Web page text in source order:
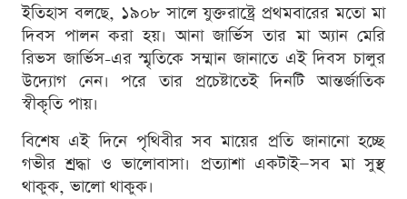
ইতিহাস বলছে, ১৯০৮ সালে যুক্তরাষ্ট্রে প্রথমবারের মতো মা
দিবস পালন করা হয়। আনা জার্ভিস তার মা অ্যান মেরি
রিভস জার্ভিস-এর স্মৃতিকে সম্মান জানাতে এই দিবস চালুর
উদ্যোগ নেন। পরে তার প্রচেষ্টাতেই দিনটি আন্তর্জাতিক
স্বীকৃতি পায়।
বিশেষ এই দিনে পৃথিবীর সব মায়ের প্রতি জানানো হচ্ছে
গভীর শ্রদ্ধা ও ভালোবাসা। প্রত্যাশা একটাই—সব মা সুস্থ
থাকুক, ভালো থাকুক।